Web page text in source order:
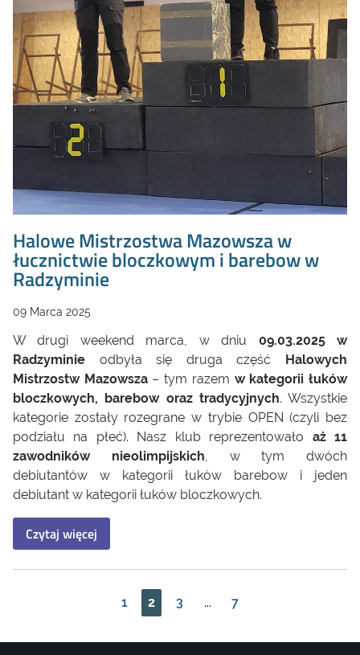
Halowe Mistrzostwa Mazowsza w
łucznictwie bloczkowym i barebow w
Radzyminie
09 Marca 2025
W drugi weekend marca, w dniu 09.03.2025 w
Radzyminie odbyła się druga część Halowych
Mistrzostw Mazowsza– tym razem w kategorii łuków
bloczkowych, barebow oraz tradycyjnych. Wszystkie
kategorie zostały rozegrane w trybie OPEN (czyli bez
podziału na płeć). Nasz klub reprezentowało aż 11
zawodników nieolimpijskich, w tym dwóch
debiutantów w kategorii łuków barebow i jeden
debiutant w kategorii łuków bloczkowych.
Czytaj więcej
1 2 3 ... 7